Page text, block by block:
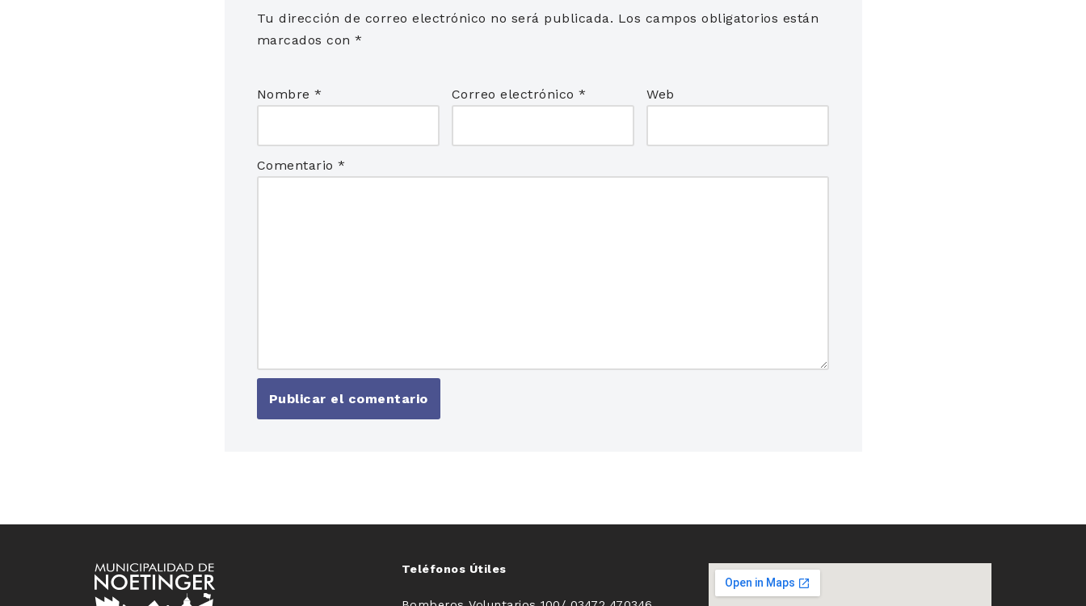
Tu dirección de correo electrónico no será publicada. Los campos obligatorios están
marcados con *
Nombre * Correo electrónico* Web
Comentario *
Teléfonos Útiles